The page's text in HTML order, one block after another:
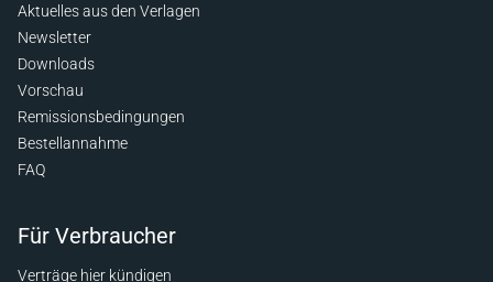
Aktuelles aus den Verlagen
Newsletter
Downloads
Vorschau
Remissionsbedingungen
Bestellannahme
FAQ
Für Verbraucher
Verträge hier kündigen